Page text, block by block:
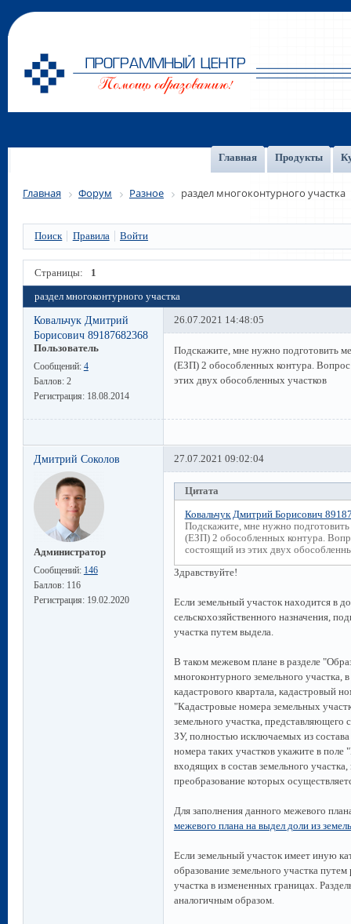
Главная Продукты
Главная Форум Разное раздел многоконтурного участка
Поиск Правила Войти
Страницы: 1
раздел многоконтурного участка
Ковальчук Дмитрий
Борисович 89187682368
Пользователь
Сообщений: 4
Баллов: 2
Регистрация: 18.08.2014
26.07.2021 14:48:05
Подскажите, мне нужно подготовить
(ЕЗП) 2 обособленных контура.
этих двух обособленных участков
Дмитрий Соколов
Администратор
Сообщений: 146
Баллов: 116
Регистрация: 19.02.2020
27.07.2021 09:02:04
Цитата
Ковальчук Дмитрий Борисович
Подскажите, мне нужно
(ЕЗП) 2 обособленных контура.
состоящий из этих двух
Здравствуйте!
Если земельный участок находится в
сельскохозяйственного назначения,
участка путем выдела.
В таком межевом плане в разделе
многоконтурного земельного
кадастрового квартала, кадастровый
"Кадастровые номера земельных
земельного участка, представляющего
ЗУ, полностью исключаемых из
номера таких участков укажите в
входящих в состав земельного
преобразование которых
Для заполнения данного межевого
межевого плана на выдел доли из
Если земельный участок имеет иную
образование земельного участка
участка в измененных границах.
аналогичным образом.